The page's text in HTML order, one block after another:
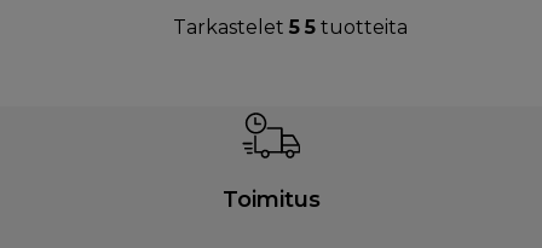
Tarkastelet 5 5 tuotteita
Toimitus